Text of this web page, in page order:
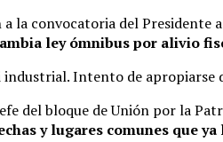
la convocatoria del Presidente
ley ómnibus por alivio
industrial. Intento de
del bloque de Unión por la
y lugares comunes que